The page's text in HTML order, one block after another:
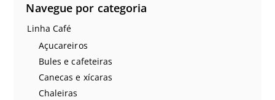
Navegue por categoria
Linha Café
Açucareiros
Bules e cafeteiras
Canecas e xícaras
Chaleiras